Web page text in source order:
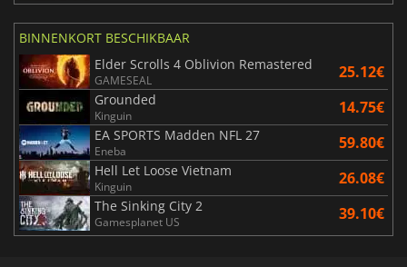
BINNENKORT BESCHIKBAAR
Elder Scrolls 4 Oblivion Remastered
GAMESEAL 25.12€
Grounded
Kinguin 14.75€
EA SPORTS Madden NFL 27
Eneba 59.80€
Hell Let Loose Vietnam
Kinguin 26.08€
The Sinking City 2
Gamesplanet US 39.10€